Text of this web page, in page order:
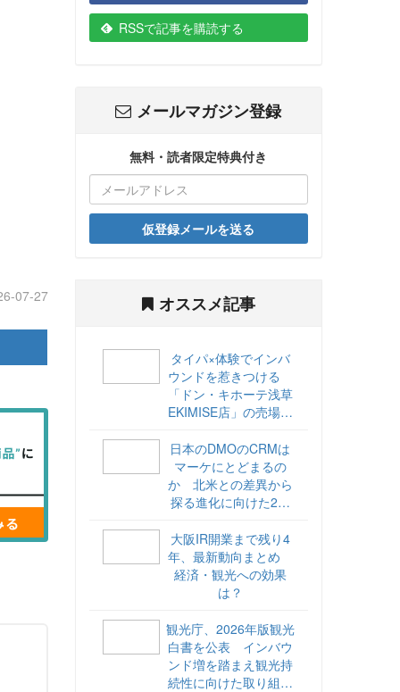
07-27
RSSで記事を購読する
メールマガジン登録
無料・読者限定特典付き
仮登録メールを送る
オススメ記事
タイパ×体験でインバ
ウンドを惹きつける
「ドン・キホーテ浅草
EKIMISE店」の売場づ
日本のDMOのCRMは
マーケにとどまるの
か 北米との差異から
探る進化に向けた2ス
海外DMOのリアル
vol.6】
大阪IR開業まで残り4
年、最新動向まとめ
経済・観光への効果
は？
観光庁、2026年版観光
白書を公表 インバウ
ンド増を踏まえ観光持
続性に向けた取り組み